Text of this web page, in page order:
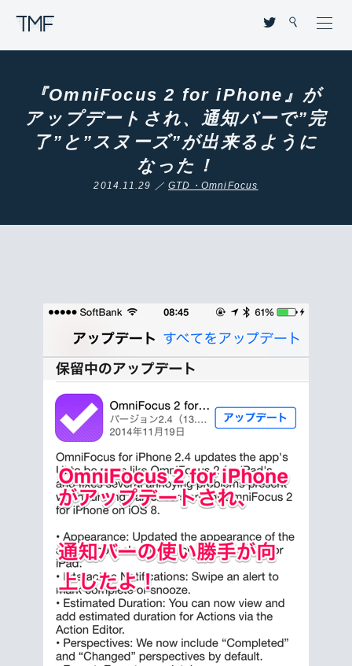
『OmniFocus 2 for iPhone』が
アップデートされ、通知バーで”完
了”と”スヌーズ”が出来るように
なった！
2014.11.29 ／ GTD・OmniFocus